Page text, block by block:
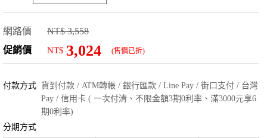
網路價
NT$ 3,558
促銷價
NT$ 3,024 (售價已折)
付款方式 貨到付款 / ATM轉帳 / 銀行匯款 / Line Pay / 街口支付 / 台灣
Pay / 信用卡 ( 一次付清、不限金額3期0利率、滿3000元享6
期0利率)
分期方式